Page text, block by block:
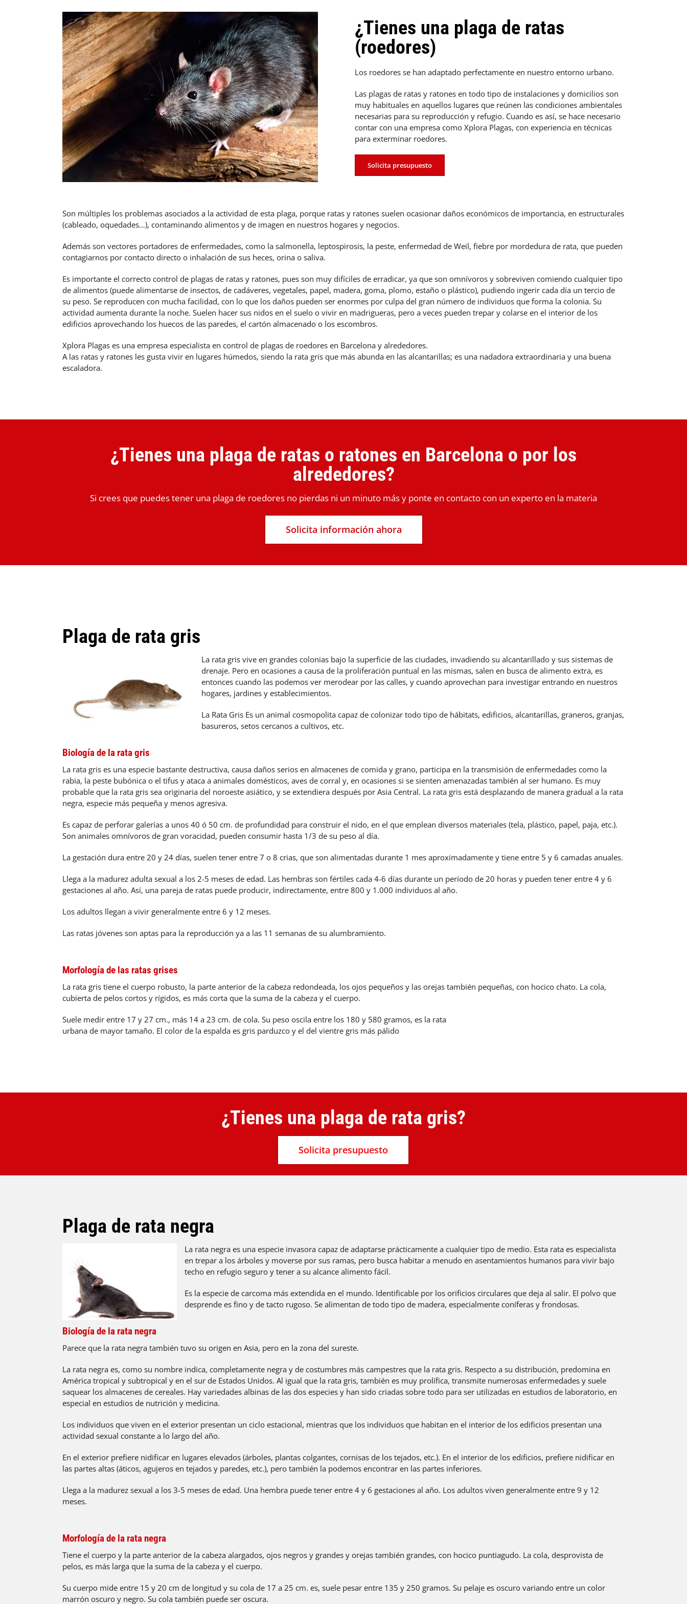
¿Tienes una plaga de ratas
(roedores)
Los roedores se han adaptado perfectamente en nuestro entorno urbano.
Las plagas de ratas y ratones en todo tipo de instalaciones y domicilios son
muy habituales en aquellos lugares que reúnen las condiciones ambientales
necesarias para su reproducción y refugio. Cuando es así, se hace necesario
contar con una empresa como Xplora Plagas, con experiencia en técnicas
para exterminar roedores.
Solicita presupuesto
Son múltiples los problemas asociados a la actividad de esta plaga, porque ratas y ratones suelen ocasionar daños económicos de importancia, en estructurales
(cableado, oquedades…), contaminando alimentos y de imagen en nuestros hogares y negocios.
Además son vectores portadores de enfermedades, como la salmonella, leptospirosis, la peste, enfermedad de Weil, fiebre por mordedura de rata, que pueden
contagiarnos por contacto directo o inhalación de sus heces, orina o saliva.
Es importante el correcto control de plagas de ratas y ratones, pues son muy difíciles de erradicar, ya que son omnívoros y sobreviven comiendo cualquier tipo
de alimentos (puede alimentarse de insectos, de cadáveres, vegetales, papel, madera, goma, plomo, estaño o plástico), pudiendo ingerir cada día un tercio de
su peso. Se reproducen con mucha facilidad, con lo que los daños pueden ser enormes por culpa del gran número de individuos que forma la colonia. Su
actividad aumenta durante la noche. Suelen hacer sus nidos en el suelo o vivir en madrigueras, pero a veces pueden trepar y colarse en el interior de los
edificios aprovechando los huecos de las paredes, el cartón almacenado o los escombros.
Xplora Plagas es una empresa especialista en control de plagas de roedores en Barcelona y alrededores.
A las ratas y ratones les gusta vivir en lugares húmedos, siendo la rata gris que más abunda en las alcantarillas; es una nadadora extraordinaria y una buena
escaladora.
¿Tienes una plaga de ratas o ratones en Barcelona o por los
alrededores?
Si crees que puedes tener una plaga de roedores no pierdas ni un minuto más y ponte en contacto con un experto en la materia
Solicita información ahora
Plaga de rata gris
La rata gris vive en grandes colonias bajo la superficie de las ciudades, invadiendo su alcantarillado y sus sistemas de
drenaje. Pero en ocasiones a causa de la proliferación puntual en las mismas, salen en busca de alimento extra, es
entonces cuando las podemos ver merodear por las calles, y cuando aprovechan para investigar entrando en nuestros
hogares, jardines y establecimientos.
La Rata Gris Es un animal cosmopolita capaz de colonizar todo tipo de hábitats, edificios, alcantarillas, graneros, granjas,
basureros, setos cercanos a cultivos, etc.
Biología de la rata gris
La rata gris es una especie bastante destructiva, causa daños serios en almacenes de comida y grano, participa en la transmisión de enfermedades como la
rabia, la peste bubónica o el tifus y ataca a animales domésticos, aves de corral y, en ocasiones si se sienten amenazadas también al ser humano. Es muy
probable que la rata gris sea originaria del noroeste asiático, y se extendiera después por Asia Central. La rata gris está desplazando de manera gradual a la rata
negra, especie más pequeña y menos agresiva.
Es capaz de perforar galerías a unos 40 ó 50 cm. de profundidad para construir el nido, en el que emplean diversos materiales (tela, plástico, papel, paja, etc.).
Son animales omnívoros de gran voracidad, pueden consumir hasta 1/3 de su peso al día.
La gestación dura entre 20 y 24 días, suelen tener entre 7 o 8 crias, que son alimentadas durante 1 mes aproximadamente y tiene entre 5 y 6 camadas anuales.
Llega a la madurez adulta sexual a los 2-5 meses de edad. Las hembras son fértiles cada 4-6 días durante un período de 20 horas y pueden tener entre 4 y 6
gestaciones al año. Así, una pareja de ratas puede producir, indirectamente, entre 800 y 1.000 individuos al año.
Los adultos llegan a vivir generalmente entre 6 y 12 meses.
Las ratas jóvenes son aptas para la reproducción ya a las 11 semanas de su alumbramiento.
Morfología de las ratas grises
La rata gris tiene el cuerpo robusto, la parte anterior de la cabeza redondeada, los ojos pequeños y las orejas también pequeñas, con hocico chato. La cola,
cubierta de pelos cortos y rígidos, es más corta que la suma de la cabeza y el cuerpo.
Suele medir entre 17 y 27 cm., más 14 a 23 cm. de cola. Su peso oscila entre los 180 y 580 gramos, es la rata
urbana de mayor tamaño. El color de la espalda es gris parduzco y el del vientre gris más pálido
¿Tienes una plaga de rata gris?
Solicita presupuesto
Plaga de rata negra
La rata negra es una especie invasora capaz de adaptarse prácticamente a cualquier tipo de medio. Esta rata es especialista
en trepar a los árboles y moverse por sus ramas, pero busca habitar a menudo en asentamientos humanos para vivir bajo
techo en refugio seguro y tener a su alcance alimento fácil.
Es la especie de carcoma más extendida en el mundo. Identificable por los orificios circulares que deja al salir. El polvo que
desprende es fino y de tacto rugoso. Se alimentan de todo tipo de madera, especialmente coníferas y frondosas.
Biología de la rata negra
Parece que la rata negra también tuvo su origen en Asia, pero en la zona del sureste.
La rata negra es, como su nombre indica, completamente negra y de costumbres más campestres que la rata gris. Respecto a su distribución, predomina en
América tropical y subtropical y en el sur de Estados Unidos. Al igual que la rata gris, también es muy prolífica, transmite numerosas enfermedades y suele
saquear los almacenes de cereales. Hay variedades albinas de las dos especies y han sido criadas sobre todo para ser utilizadas en estudios de laboratorio, en
especial en estudios de nutrición y medicina.
Los individuos que viven en el exterior presentan un ciclo estacional, mientras que los individuos que habitan en el interior de los edificios presentan una
actividad sexual constante a lo largo del año.
En el exterior prefiere nidificar en lugares elevados (árboles, plantas colgantes, cornisas de los tejados, etc.). En el interior de los edificios, prefiere nidificar en
las partes altas (áticos, agujeros en tejados y paredes, etc.), pero también la podemos encontrar en las partes inferiores.
Llega a la madurez sexual a los 3-5 meses de edad. Una hembra puede tener entre 4 y 6 gestaciones al año. Los adultos viven generalmente entre 9 y 12
meses.
Morfología de la rata negra
Tiene el cuerpo y la parte anterior de la cabeza alargados, ojos negros y grandes y orejas también grandes, con hocico puntiagudo. La cola, desprovista de
pelos, es más larga que la suma de la cabeza y el cuerpo.
Su cuerpo mide entre 15 y 20 cm de longitud y su cola de 17 a 25 cm. es, suele pesar entre 135 y 250 gramos. Su pelaje es oscuro variando entre un color
marrón oscuro y negro. Su cola también puede ser oscura.